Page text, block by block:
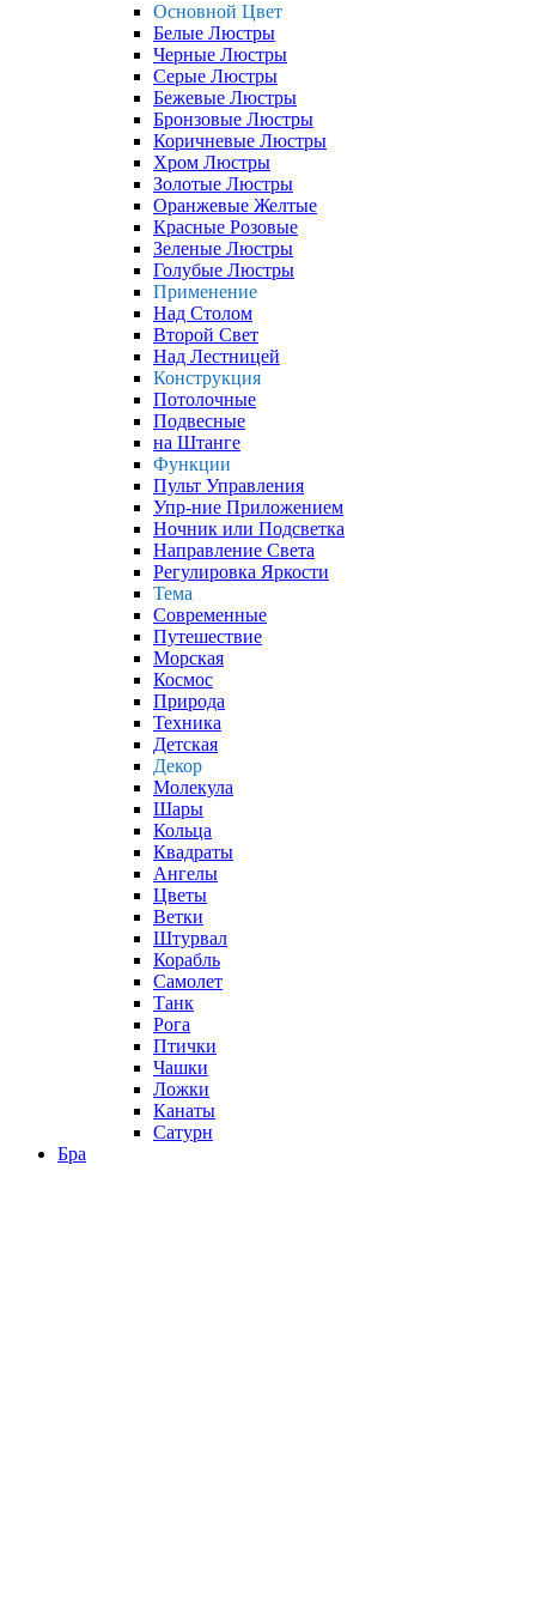
Основной Цвет
Белые Люстры
Черные Люстры
Серые Люстры
Бежевые Люстры
Бронзовые Люстры
Коричневые Люстры
Хром Люстры
Золотые Люстры
Оранжевые Желтые
Красные Розовые
Зеленые Люстры
Голубые Люстры
Применение
Над Столом
Второй Свет
Над Лестницей
Конструкция
Потолочные
Подвесные
на Штанге
Функции
Пульт Управления
Упр-ние Приложением
Ночник или Подсветка
Направление Света
Регулировка Яркости
Тема
Современные
Путешествие
Морская
Космос
Природа
Техника
Детская
Декор
Молекула
Шары
Кольца
Квадраты
Ангелы
Цветы
Ветки
Штурвал
Корабль
Самолет
Танк
Рога
Птички
Чашки
Ложки
Канаты
Сатурн
Бра